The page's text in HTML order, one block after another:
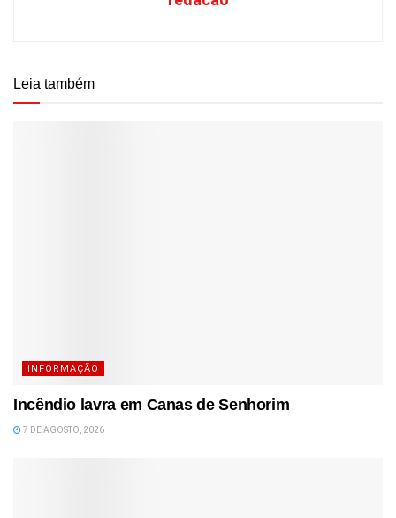
Leia também
INFORMAÇÃO
Incêndio lavra em Canas de Senhorim
7 DE AGOSTO, 2026